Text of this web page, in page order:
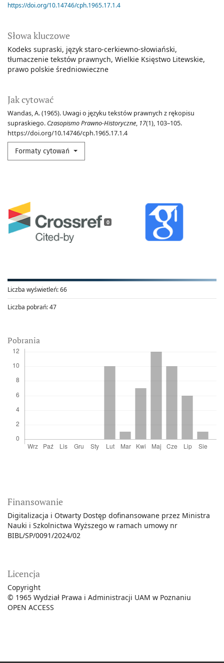
Słowa kluczowe
Kodeks supraski język staro-cerkiewno-słowiański
tłumaczenie tekstów prawnych Wielkie Księstwo Litewskie
prawo polskie średniowieczne
Jak cytować
Wandas, A. (1965). Uwagi o języku tekstów prawnych z rękopisu
supraskiego. Czasopismo Prawno-Historyczne, 17(1), 103–105.
https://doi.org/10.14746/cph.1965.17.1.4
Formaty cytowań
0
Liczba wyświetleń:66
Liczba pobrań:47
https://doi.org/10.14746/cph.1965.17.1.4
Pobrania
Finansowanie
Digitalizacja i Otwarty Dostęp dofinansowane przez Ministra
Nauki i Szkolnictwa Wyższego w ramach umowy nr
BIBL/SP/0091/2024/02
Licencja
Copyright
© 1965 Wydział Prawa i Administracji UAM w Poznaniu
OPEN ACCESS